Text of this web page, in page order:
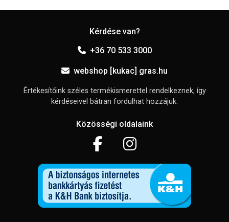
Kérdése van?
+36 70 533 3000
webshop [kukac] gras.hu
Értékesítőink széles termékismerettel rendelkeznek, így
kérdéseivel bátran fordulhat hozzájuk.
Közösségi oldalaink